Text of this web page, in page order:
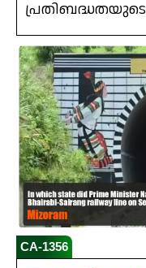
CA-1356